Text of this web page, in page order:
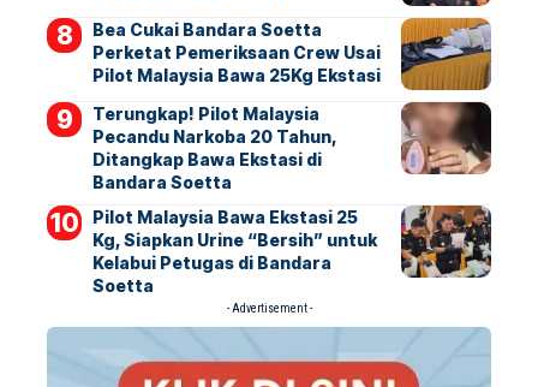
Bea Cukai Bandara Soetta
Perketat Pemeriksaan Crew Usai
Pilot Malaysia Bawa 25Kg Ekstasi
Terungkap! Pilot Malaysia
Pecandu Narkoba 20 Tahun,
Ditangkap Bawa Ekstasi di
Bandara Soetta
Pilot Malaysia Bawa Ekstasi 25
Kg, Siapkan Urine “Bersih” untuk
Kelabui Petugas di Bandara
Soetta
- Advertisement -